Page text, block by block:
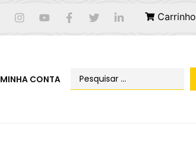
Carrinho
MINHA CONTA